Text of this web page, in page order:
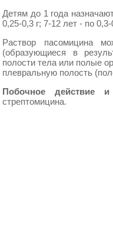
Детям до 1 года
0,25-0,3 г; 7-12 лет - по 0,3-
Раствор пасомицина
(образующиеся в
полости тела или полые
плевральную полость
Побочное действие и
стрептомицина.